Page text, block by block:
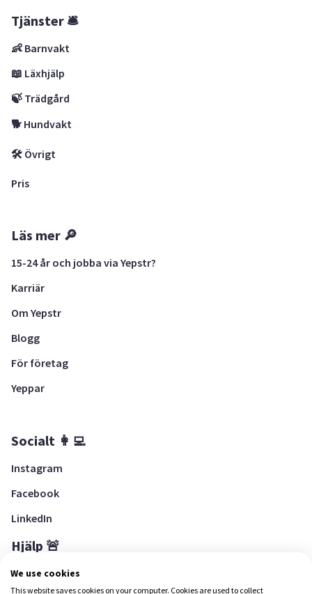
Tjänster 🛎
👶 Barnvakt
📖 Läxhjälp
🍃 Trädgård
🐕 Hundvakt
🛠 Övrigt
Pris
Läs mer 🔎
15-24 år och jobba via Yepstr?
Karriär
Om Yepstr
Blogg
För företag
Yeppar
Socialt 👩‍💻
Instagram
Facebook
LinkedIn
Hjälp 🚨
Hjälpcenter
We use cookies
This website saves cookies on your computer. Cookies are used to collect